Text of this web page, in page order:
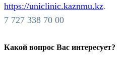
https://uniclinic.kaznmu.kz.
7 727 338 70 00
Какой вопрос Вас интересует?